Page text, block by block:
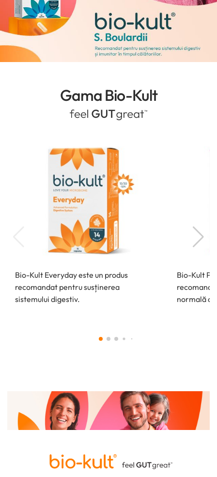
Gama Bio-Kult
Bio-Kult Everyday este un produs
recomandat pentru susținerea
sistemului digestiv.
Bio-Kult
normală a